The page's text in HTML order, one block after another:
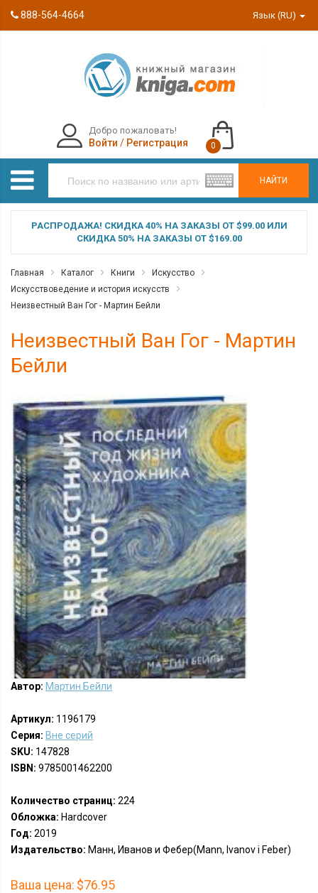
888-564-4664 Язык (RU)
НАЙТИ
Добро пожаловать!
Войти / Регистрация 0
РАСПРОДАЖА! СКИДКА 40% НА ЗАКАЗЫ ОТ $99.00 ИЛИ
СКИДКА 50% НА ЗАКАЗЫ ОТ $169.00
Главная Каталог Книги
Искусство
Искусствоведение и история искусств
Неизвестный Ван Гог - Мартин Бейли
Неизвестный Ван Гог - Мартин
Бейли
Автор: Мартин Бейли
Артикул: 1196179
Серия: Вне серий
SKU: 147828
ISBN: 9785001462200
Количество страниц: 224
Обложка: Hardcover
Год: 2019
Издательство: Манн, Иванов и Фебер(Mann, Ivanov i Feber)
Ваша цена: $76.95